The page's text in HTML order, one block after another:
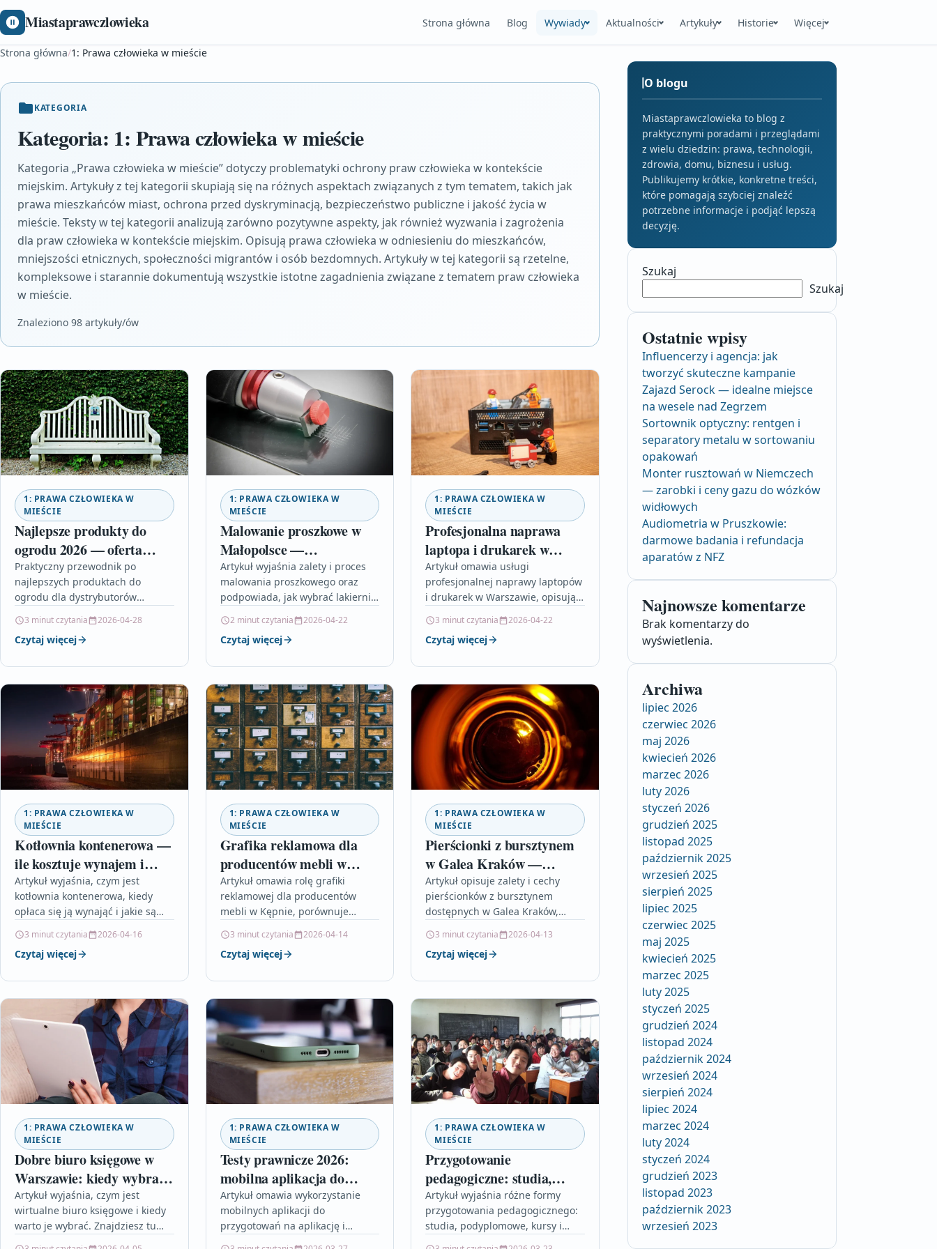
Miastaprawczlowieka Strona główna Blog Wywiady Aktualności Artykuły Historie Więcej
Strona główna/1: Prawa człowieka w mieście
KATEGORIA
Kategoria: 1: Prawa człowieka w mieście
Kategoria „Prawa człowieka w mieście” dotyczy problematyki ochrony praw człowieka w kontekście
miejskim. Artykuły z tej kategorii skupiają się na różnych aspektach związanych z tym tematem, takich jak
prawa mieszkańców miast, ochrona przed dyskryminacją, bezpieczeństwo publiczne i jakość życia w
mieście. Teksty w tej kategorii analizują zarówno pozytywne aspekty, jak również wyzwania i zagrożenia
dla praw człowieka w kontekście miejskim. Opisują prawa człowieka w odniesieniu do mieszkańców,
mniejszości etnicznych, społeczności migrantów i osób bezdomnych. Artykuły w tej kategorii są rzetelne,
kompleksowe i starannie dokumentują wszystkie istotne zagadnienia związane z tematem praw człowieka
w mieście.
Znaleziono 98 artykuły/ów
1: PRAWA CZŁOWIEKA W
MIEŚCIE
Najlepsze produkty do
ogrodu 2026 — oferta
hurtowa dla
dystrybutorów sportowo-
turystycznych
Praktyczny przewodnik po
najlepszych produktach do
ogrodu dla dystrybutorów
roku. Dowiedz się, jakie kategorie
warto wprowadzić, jak wybierać
3 minut czytania 2026-04-28
Czytaj więcej
1: PRAWA CZŁOWIEKA W
MIEŚCIE
Malowanie proszkowe w
Małopolsce —
profesjonalne lakierowanie
w Krakowie
Artykuł wyjaśnia zalety i proces
malowania proszkowego oraz
podpowiada, jak wybrać lakiernię
planujesz trwałe i estetyczne
lakierowanie elementów
2 minut czytania 2026-04-22
Czytaj więcej
1: PRAWA CZŁOWIEKA W
MIEŚCIE
Profesjonalna naprawa
laptopa i drukarek w
Warszawie
Artykuł omawia usługi
profesjonalnej naprawy laptopów
i drukarek w Warszawie, opisując
lokalnego serwisu oraz
orientacyjne ceny. Przeczytaj, by
3 minut czytania 2026-04-22
Czytaj więcej
1: PRAWA CZŁOWIEKA W
MIEŚCIE
Kotłownia kontenerowa —
ile kosztuje wynajem i
kiedy się opłaca
Artykuł wyjaśnia, czym jest
kotłownia kontenerowa, kiedy
opłaca się ją wynająć i jakie są
wskazówki pomogą w
przygotowaniu się do wynajmu…
3 minut czytania 2026-04-16
Czytaj więcej
1: PRAWA CZŁOWIEKA W
MIEŚCIE
Grafika reklamowa dla
producentów mebli w
Kępnie — katalogi,
wizualizacje i
identyfikacja
Artykuł omawia rolę grafiki
reklamowej dla producentów
mebli w Kępnie, porównuje
podpowiada, jak zlecać projekty.
Przeczytaj, jeśli chcesz zwiększyć
3 minut czytania 2026-04-14
Czytaj więcej
1: PRAWA CZŁOWIEKA W
MIEŚCIE
Pierścionki z bursztynem
w Galea Kraków —
klasyka i szyk
Artykuł opisuje zalety i cechy
pierścionków z bursztynem
dostępnych w Galea Kraków,
na co zwrócić uwagę przy
zakupie.…
3 minut czytania 2026-04-13
Czytaj więcej
1: PRAWA CZŁOWIEKA W
MIEŚCIE
Dobre biuro księgowe w
Warszawie: kiedy wybrać
wirtualne biuro?
Artykuł wyjaśnia, czym jest
wirtualne biuro księgowe i kiedy
warto je wybrać. Znajdziesz tu
1: PRAWA CZŁOWIEKA W
MIEŚCIE
Testy prawnicze 2026:
mobilna aplikacja do
przygotowań na aplikację i
notariat
Artykuł omawia wykorzystanie
mobilnych aplikacji do
przygotowań na aplikację i
1: PRAWA CZŁOWIEKA W
MIEŚCIE
Przygotowanie
pedagogiczne: studia,
podyplomowe i kursy dla
nauczycieli
Artykuł wyjaśnia różne formy
przygotowania pedagogicznego:
studia, podyplomowe, kursy i
O blogu
Miastaprawczlowieka to blog z
praktycznymi poradami i przeglądami
z wielu dziedzin: prawa, technologii,
zdrowia, domu, biznesu i usług.
Publikujemy krótkie, konkretne treści,
które pomagają szybciej znaleźć
potrzebne informacje i podjąć lepszą
decyzję.
Szukaj
Szukaj
Ostatnie wpisy
Influencerzy i agencja: jak
tworzyć skuteczne kampanie
Zajazd Serock — idealne miejsce
na wesele nad Zegrzem
Sortownik optyczny: rentgen i
separatory metalu w sortowaniu
opakowań
Monter rusztowań w Niemczech
— zarobki i ceny gazu do wózków
widłowych
Audiometria w Pruszkowie:
darmowe badania i refundacja
aparatów z NFZ
Najnowsze komentarze
Brak komentarzy do
wyświetlenia.
Archiwa
lipiec 2026
czerwiec 2026
maj 2026
kwiecień 2026
marzec 2026
luty 2026
styczeń 2026
grudzień 2025
listopad 2025
październik 2025
wrzesień 2025
sierpień 2025
lipiec 2025
czerwiec 2025
maj 2025
kwiecień 2025
marzec 2025
luty 2025
styczeń 2025
grudzień 2024
listopad 2024
październik 2024
wrzesień 2024
sierpień 2024
lipiec 2024
marzec 2024
luty 2024
styczeń 2024
grudzień 2023
listopad 2023
październik 2023
wrzesień 2023